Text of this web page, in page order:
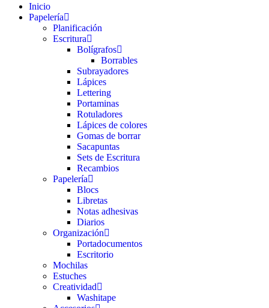
Inicio
Papelería
Planificación
Escritura
Bolígrafos
Borrables
Subrayadores
Lápices
Lettering
Portaminas
Rotuladores
Lápices de colores
Gomas de borrar
Sacapuntas
Sets de Escritura
Recambios
Papelería
Blocs
Libretas
Notas adhesivas
Diarios
Organización
Portadocumentos
Escritorio
Mochilas
Estuches
Creatividad
Washitape